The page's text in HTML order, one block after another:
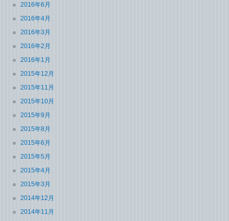
2016年6月
2016年4月
2016年3月
2016年2月
2016年1月
2015年12月
2015年11月
2015年10月
2015年9月
2015年8月
2015年6月
2015年5月
2015年4月
2015年3月
2014年12月
2014年11月